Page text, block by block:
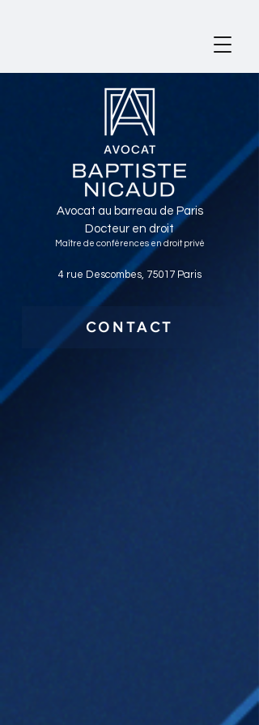
Avocat au barreau de Paris
Docteur en droit
Maître de conférences en droit privé
4 rue Descombes, 75017 Paris
CONTACT